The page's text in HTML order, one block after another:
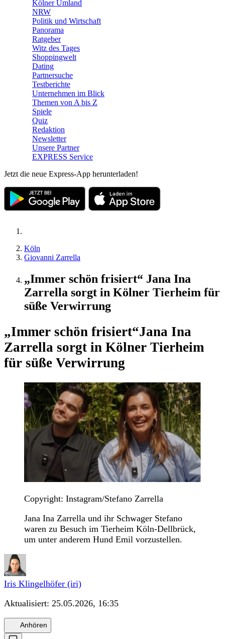
Kölner Umland
NRW
Politik und Wirtschaft
Panorama
Ratgeber
Witz des Tages
Shoppingwelt
Dating
Partnersuche
Testberichte
Unternehmen im Blick
Themen von A bis Z
Spiele
Quiz
Redaktion
Newsletter
Unsere Partner
EXPRESS Service
Jetzt die neue Express-App herunterladen!
Köln
Giovanni Zarrella
„Immer schön frisiert“ Jana Ina
Zarrella sorgt in Kölner Tierheim für
süße Verwirrung
„Immer schön frisiert“Jana Ina
Zarrella sorgt in Kölner Tierheim
für süße Verwirrung
Copyright: Instagram/Stefano Zarrella
Jana Ina Zarrella und ihr Schwager Stefano
waren zu Besuch im Tierheim Köln-Dellbrück,
um unter anderem Hund Emil vorzustellen.
Iris Klingelhöfer (iri)
Aktualisiert: 25.05.2026, 16:35
Anhören